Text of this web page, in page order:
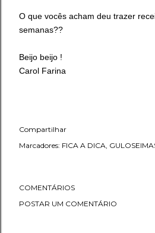
O que vocês acham deu trazer
semanas??
Beijo beijo !
Carol Farina
Compartilhar
Marcadores: FICA A DICA
COMENTÁRIOS
POSTAR UM COMENTÁRIO